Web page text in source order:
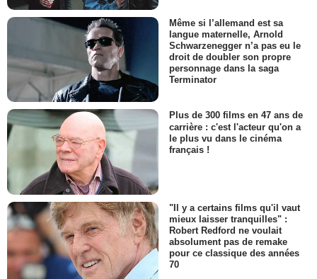
Même si l’allemand est sa
langue maternelle, Arnold
Schwarzenegger n’a pas eu le
droit de doubler son propre
personnage dans la saga
Terminator
Plus de 300 films en 47 ans de
carrière : c'est l'acteur qu'on a
le plus vu dans le cinéma
français !
"Il y a certains films qu'il vaut
mieux laisser tranquilles" :
Robert Redford ne voulait
absolument pas de remake
pour ce classique des années
70